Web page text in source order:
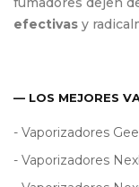
efectivas y
— LOS MEJORES
- Vaporizadores
- Vaporizadores